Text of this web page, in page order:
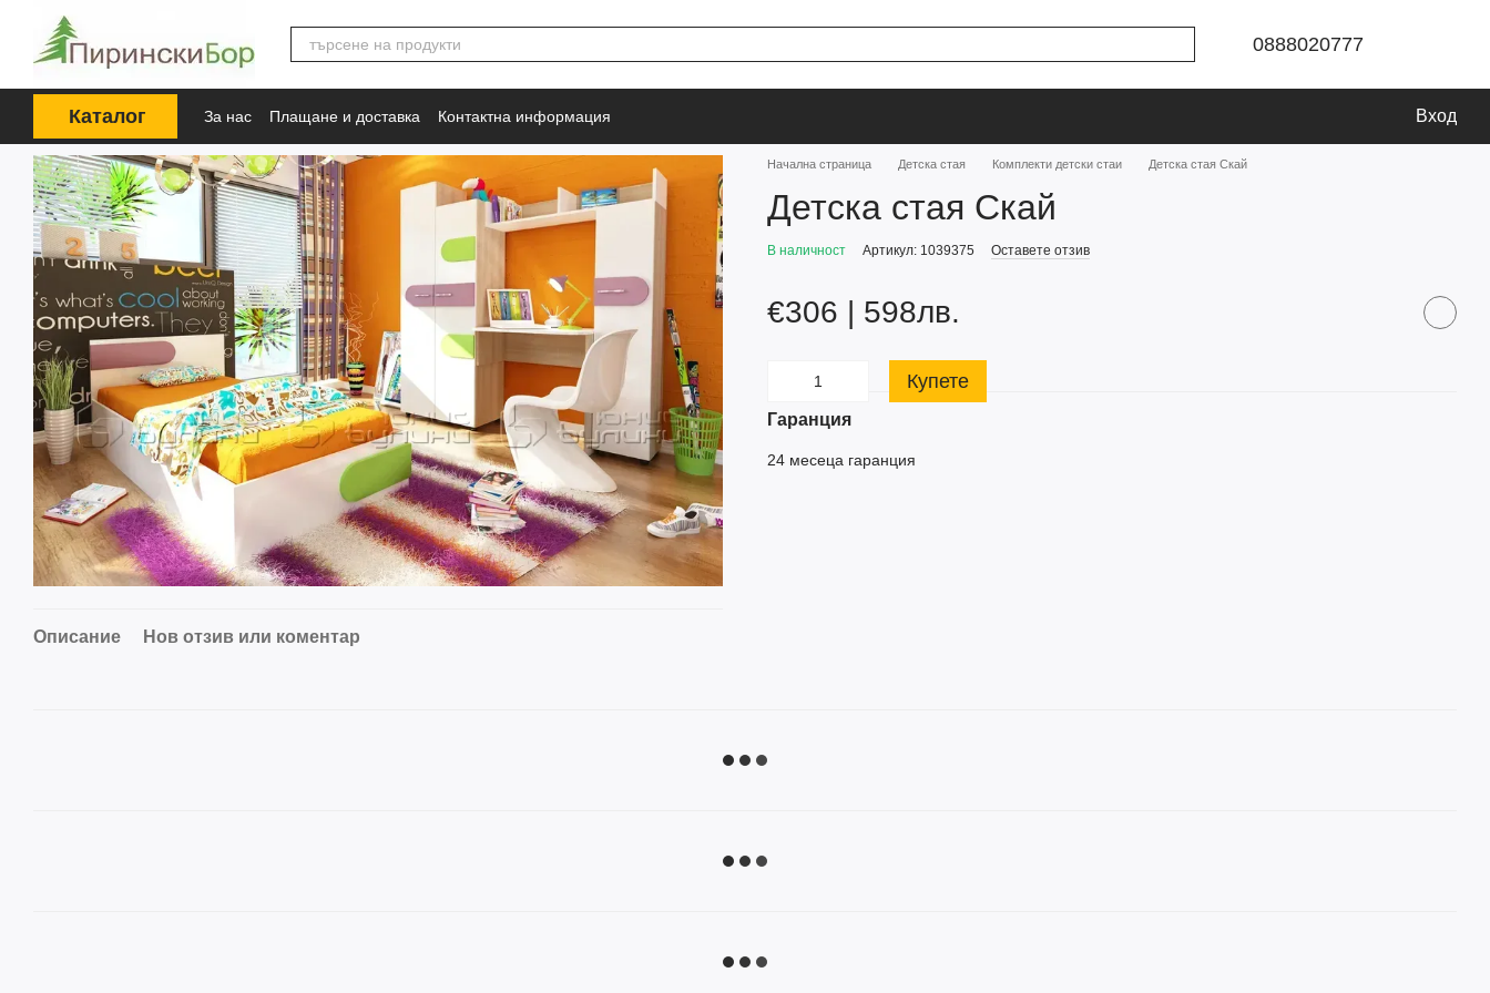
Премини към основното съдържание
0888020777
Каталог За нас Плащане и доставка Контактна информация Вход
Описание Нов отзив или коментар
Начална страница Детска стая Комплекти детски стаи Детска стая Скай
Детска стая Скай
В наличност Артикул: 1039375 Оставете отзив
€306 | 598лв.
Купете
Гаранция
24 месеца гаранция